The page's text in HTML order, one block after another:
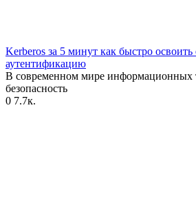
Kerberos за 5 минут как быстро освоить
аутентификацию
В современном мире информационных
безопасность
0 7.7к.